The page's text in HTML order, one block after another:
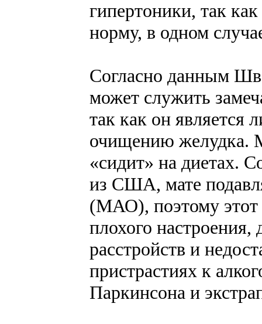
гипертоники, так
норму, в одном
Согласно данным
может служить
так как он является
очищению желудка.
«сидит» на диетах.
из США, мате
(МАО), поэтому этот
плохого
расстройств и
пристрастиях к
Паркинсона и